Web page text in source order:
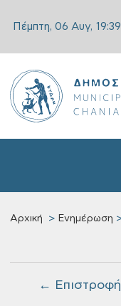
Πέμπτη, 06 Αυγ, 19:39
Αρχική Ενημέρωση
← Επιστροφή